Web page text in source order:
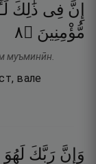
إِنَّ فِى ذَٰلِكَ
مُّؤْمِنِينَ ۝٨
муъминӣн.
вале
وَإِنَّ رَبَّكَ لَهُوَ